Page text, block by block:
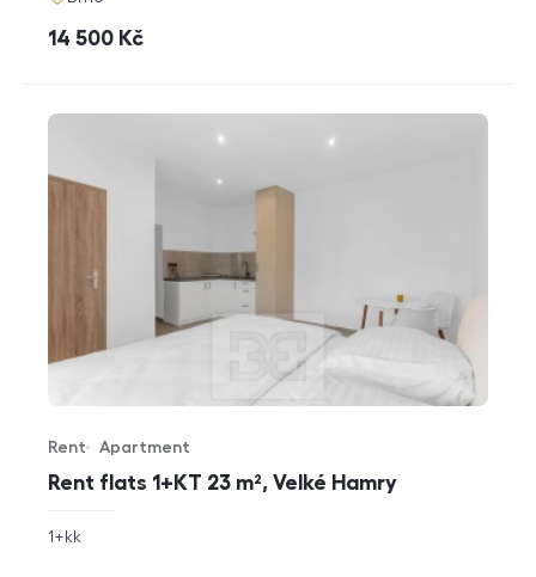
cena
14 500 Kč
Rent flats 1+KT 23 m², Velké Hamry
Offer type
Rent
Property type
Apartment
rozměry
1+kk